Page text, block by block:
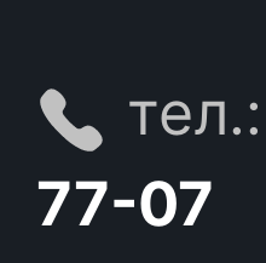
тел.:
77-07